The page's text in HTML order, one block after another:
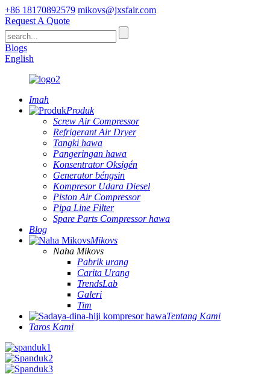
+86 18170892579 mikovs@jxsfair.com
Request A Quote
Blogs
English
Imah
Produk
Screw Air Compressor
Refrigerant Air Dryer
Tangki hawa
Pangeringan hawa
Konsentrator Oksigén
Generator béngsin
Kompresor Udara Diesel
Piston Air Compressor
Pipa Line Filter
Spare Parts Compressor hawa
Blog
Mikovs
Naha Mikovs
Pabrik urang
Carita Urang
TrendsLab
Galeri
Tim
Tentang Kami
Taros Kami